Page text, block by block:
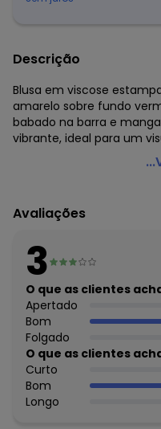
Descrição
Blusa em viscose
amarelo sobre fundo
babado na barra e
vibrante, ideal para um
Quintess - Blusa Floral
Código do produto:
Modelagem: Solta
Decote frente: Redondo
Complemento: Babado na
Tecido: Malha de viscose
4% elastano meia malha
Uso casual: Sim
Histórico de preços
O preço apresentado
algum dia do mês, para
agosto/2026
Avaliações
3
O que as clientes
Apertado
Bom
Folgado
O que as clientes
Curto
Bom
Longo